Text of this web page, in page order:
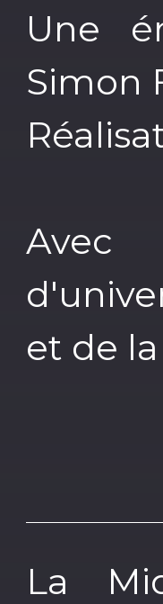
Une
Simon
Avec
et de
La